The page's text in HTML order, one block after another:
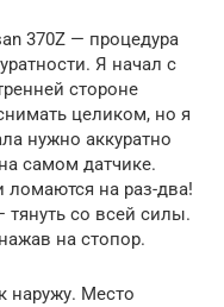
370Z — процедура
Я начал с
стороне
целиком, но я
нужно аккуратно
самом датчике.
ломаются на раз-два!
со всей силы.
на стопор.
наружу. Место